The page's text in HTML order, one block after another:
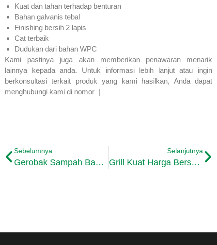
Kuat dan tahan terhadap benturan
Bahan galvanis tebal
Finishing bersih 2 lapis
Cat terbaik
Dudukan dari bahan WPC
Kami pastinya juga akan memberikan penawaran menarik
lainnya kepada anda. Untuk informasi lebih lanjut atau ingin
berkonsultasi terkait produk yang kami hasilkan, Anda dapat
menghubungi kami di nomor |
Sebelumnya
Gerobak Sampah Bahan Besi Berkualitas
Selanjutnya
Grill Kuat Harga Bersahabat Langsung Pembuat